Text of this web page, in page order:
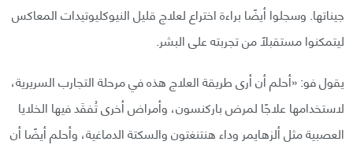
جيناتها. وسجلوا أيضًا براءة اختراع لعلاج قليل النيوكليوتيدات المعاكس
ليتمكنوا مستقبلًا من تجربته على البشر.
يقول فو: «أحلم أن أرى طريقة العلاج هذه في مرحلة التجارب السريرية،
لاستخدامها علاجًا لمرض باركنسون، وأمراض أخرى تُفقَد فيها الخلايا
العصبية مثل ألزهايمر وداء هنتنغتون والسكتة الدماغية، وأحلم أيضًا أن